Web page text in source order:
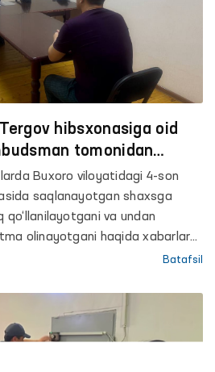
hibsxonasiga oid
tomonidan
Buxoro viloyatidagi 4-son
saqlanayotgan shaxsga
qo‘llanilayotgani va undan
olinayotgani haqida xabarlar
Batafsil